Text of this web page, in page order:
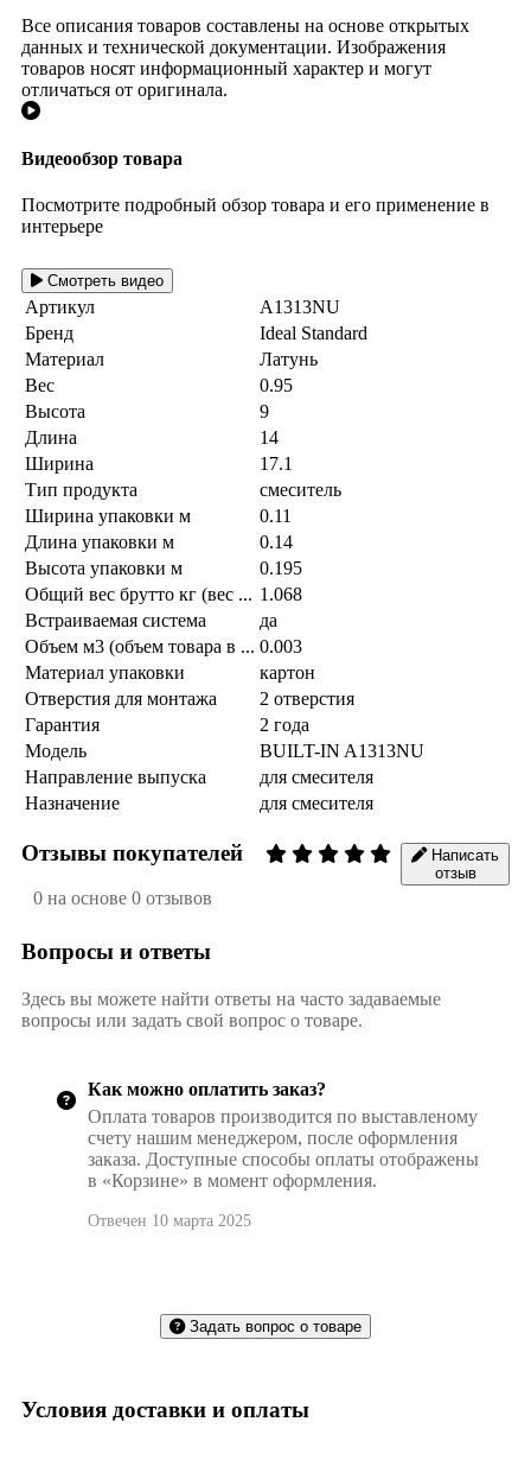
Все описания товаров составлены на основе открытых
данных и технической документации. Изображения
товаров носят информационный характер и могут
отличаться от оригинала.
Видеообзор товара
Посмотрите подробный обзор товара и его применение в
интерьере
Смотреть видео
Артикул
A1313NU
Бренд
Ideal Standard
Материал
Латунь
Вес
0.95
Высота
9
Длина
14
Ширина
17.1
Тип продукта
смеситель
Ширина упаковки м
0.11
Длина упаковки м
0.14
Высота упаковки м
0.195
Общий вес брутто кг (вес ... 1.068
Встраиваемая система
да
Объем м3 (объем товара в ... 0.003
Материал упаковки
картон
Отверстия для монтажа
2 отверстия
Гарантия
2 года
Модель
BUILT-IN A1313NU
Направление выпуска
для смесителя
Назначение
для смесителя
Отзывы покупателей
0 на основе 0 отзывов
Написать
отзыв
Вопросы и ответы
Здесь вы можете найти ответы на часто задаваемые
вопросы или задать свой вопрос о товаре.
Как можно оплатить заказ?
Оплата товаров производится по выставленому
счету нашим менеджером, после оформления
заказа. Доступные способы оплаты отображены
в «Корзине» в момент оформления.
Отвечен 10 марта 2025
Задать вопрос о товаре
Условия доставки и оплаты